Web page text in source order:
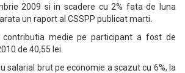
2009 si in scadere cu 2% fata de luna
un raport al CSSPP publicat marti.
contributia medie pe participant a fost de
de 40,55 lei.
salarial brut pe economie a scazut cu 6%, la